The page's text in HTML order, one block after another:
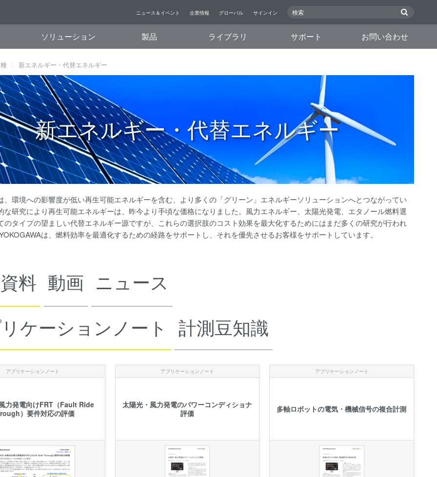
ニュース＆イベント 企業情報 グローバル サインイン
ソリューション 製品 ライブラリ サポート お問い合わせ
新エネルギー・代替エネルギー
新エネルギー・代替エネルギー
、環境への影響度が低い再生可能エネルギーを含む、より多くの「グリーン」エネルギーソリューションへとつながってい
な研究により再生可能エネルギーは、昨今より手頃な価格になりました。風力エネルギー、太陽光発電、エタノール燃料選
のタイプの望ましい代替エネルギー源ですが、これらの選択肢のコスト効果を最大化するためにはまだ多くの研究が行われ
は、燃料効率を最適化するための経路をサポートし、それを優先させるお客様をサポ​​ートしています。
料 動画 ニュース
ケーションノート
計測豆知識
アプリケーションノート
力発電向けFRT（Fault Ride
）要件対応の評価
アプリケーションノート
太陽光・風力発電のパワーコンディショナ
評価
アプリケーションノート
多軸ロボットの電気・機械信号の複合計測